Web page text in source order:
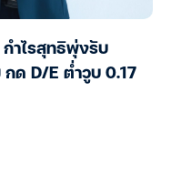
กำไรสุทธิพุ่งรับ
ด D/E ต่ำวูบ 0.17